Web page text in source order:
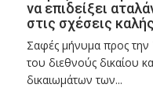
να επιδείξει
στις σχέσεις
Σαφές μήνυμα προς την
του διεθνούς δικαίου
δικαιωμάτων των...